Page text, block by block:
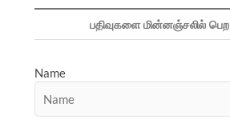
பதிவுகளை மின்னஞ்சலில் பெற
Name